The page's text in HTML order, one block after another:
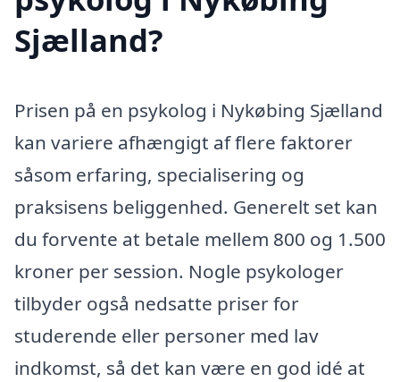
Sjælland?
Prisen på en psykolog i Nykøbing Sjælland
kan variere afhængigt af flere faktorer
såsom erfaring, specialisering og
praksisens beliggenhed. Generelt set kan
du forvente at betale mellem 800 og 1.500
kroner per session. Nogle psykologer
tilbyder også nedsatte priser for
studerende eller personer med lav
indkomst, så det kan være en god idé at